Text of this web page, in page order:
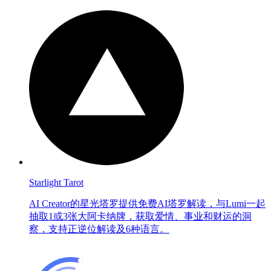
Starlight Tarot
AI Creator的星光塔罗提供免费AI塔罗解读，与Lumi一起
抽取1或3张大阿卡纳牌，获取爱情、事业和财运的洞
察，支持正逆位解读及6种语言。